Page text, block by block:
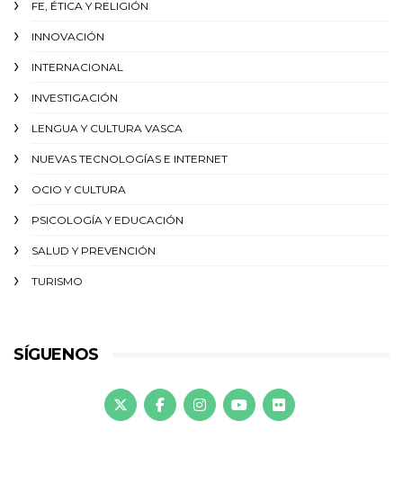
FE, ÉTICA Y RELIGIÓN
INNOVACIÓN
INTERNACIONAL
INVESTIGACIÓN
LENGUA Y CULTURA VASCA
NUEVAS TECNOLOGÍAS E INTERNET
OCIO Y CULTURA
PSICOLOGÍA Y EDUCACIÓN
SALUD Y PREVENCIÓN
TURISMO
SÍGUENOS